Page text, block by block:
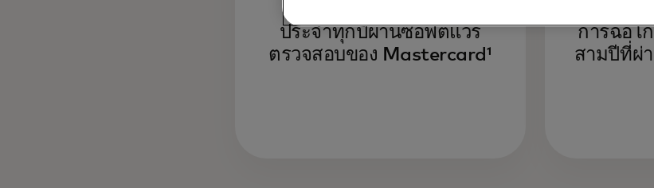
ธุรกรรมที่ดำเนินการเป็น
ประจำทุกปีผ่านซอฟต์แวร์
ตรวจสอบของ Mastercard¹
การสูญ
การฉ้อโ
สามปีที่ผ่